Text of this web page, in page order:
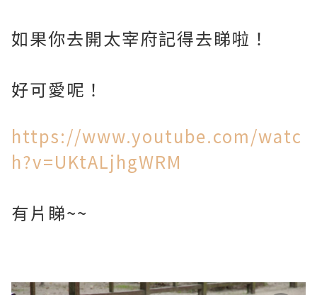
如果你去開太宰府記得去睇啦！
好可愛呢！
https://www.youtube.com/watc
h?v=UKtALjhgWRM
有片睇~~